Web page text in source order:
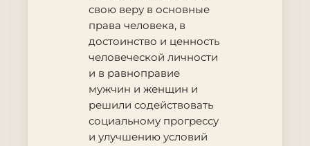
свою веру в основные
права человека, в
достоинство и ценность
человеческой личности
и в равноправие
мужчин и женщин и
решили содействовать
социальному прогрессу
и улучшению условий